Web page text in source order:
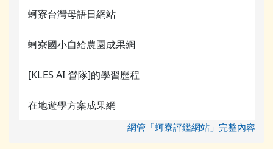
蚵寮台灣母語日網站
蚵寮國小自給農園成果網
[KLES AI 營隊]的學習歷程
在地遊學方案成果網
網管「蚵寮評鑑網站」完整內容